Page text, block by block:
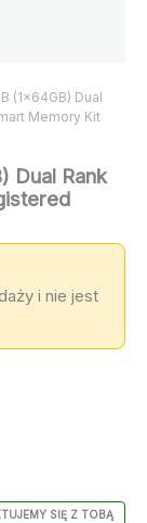
(1x64GB) Dual
Memory Kit
Dual Rank
i nie jest
SIĘ Z TOBĄ